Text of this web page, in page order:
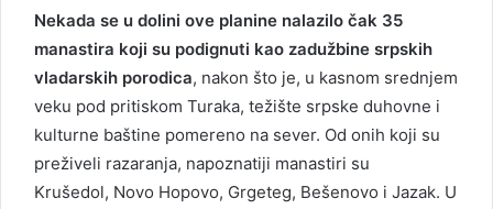
Nekada se u dolini ove planine nalazilo čak 35
manastira koji su podignuti kao zadužbine srpskih
vladarskih porodica, nakon što je, u kasnom srednjem
veku pod pritiskom Turaka, težište srpske duhovne i
kulturne baštine pomereno na sever. Od onih koji su
preživeli razaranja, napoznatiji manastiri su
Krušedol, Novo Hopovo, Grgeteg, Bešenovo i Jazak. U